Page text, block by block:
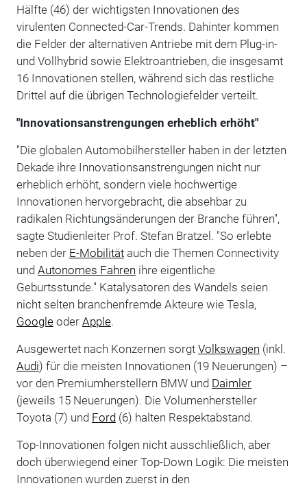
Hälfte (46) der wichtigsten Innovationen des
virulenten Connected-Car-Trends. Dahinter kommen
die Felder der alternativen Antriebe mit dem Plug-in-
und Vollhybrid sowie Elektroantrieben, die insgesamt
16 Innovationen stellen, während sich das restliche
Drittel auf die übrigen Technologiefelder verteilt.
"Innovationsanstrengungen erheblich erhöht"
"Die globalen Automobilhersteller haben in der letzten
Dekade ihre Innovationsanstrengungen nicht nur
erheblich erhöht, sondern viele hochwertige
Innovationen hervorgebracht, die absehbar zu
radikalen Richtungsänderungen der Branche führen",
sagte Studienleiter Prof. Stefan Bratzel. "So erlebte
neben der E-Mobilitätauch die Themen Connectivity
und Autonomes Fahren ihre eigentliche
Geburtsstunde." Katalysatoren des Wandels seien
nicht selten branchenfremde Akteure wie Tesla,
Googleoder Apple.
Ausgewertet nach Konzernen sorgt Volkswagen (inkl.
Audi) für die meisten Innovationen (19 Neuerungen) –
vor den Premiumherstellern BMW und Daimler
(jeweils 15 Neuerungen). Die Volumenhersteller
Toyota (7) und Ford(6) halten Respektabstand.
Top-Innovationen folgen nicht ausschließlich, aber
doch überwiegend einer Top-Down Logik: Die meisten
Innovationen wurden zuerst in den